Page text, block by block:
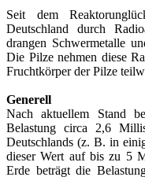
Seit dem
Deutschland durch
drangen Schwermetalle
Die Pilze nehmen diese
Fruchtkörper der Pilze
Generell
Nach aktuellem Stand
Belastung circa 2,6
Deutschlands (z. B. in
dieser Wert auf bis zu 5
Erde beträgt die